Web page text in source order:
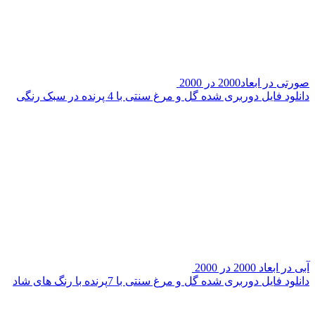
صورتی در ابعاد2000 در 2000
دانلود فایل دوربری شده گل و مرغ سنتی با 4 پرنده در سبک رنگی
آبی در ابعاد 2000 در 2000
دانلود فایل دوربری شده گل و مرغ سنتی با 7پرنده با رنگ های شاد